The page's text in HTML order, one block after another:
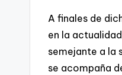
A finales de
en la
semejante a la
se acompaña